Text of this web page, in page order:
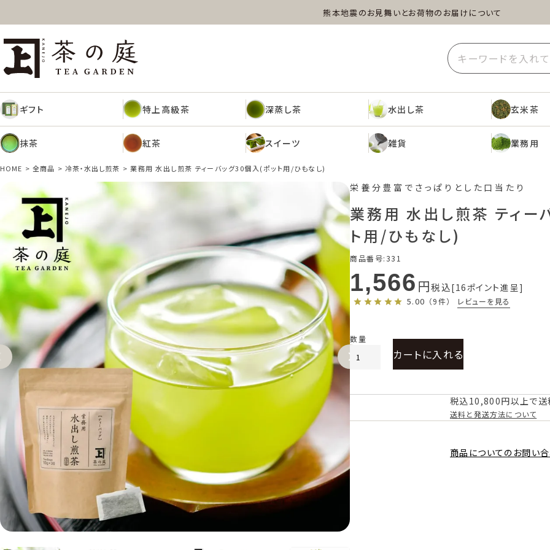
熊本地震のお見舞いとお荷物のお届けについて
水出し茶
抹茶
ギフト 特上高級茶 深蒸し茶 水出し茶 玄米茶
抹茶 紅茶 スイーツ 雑貨 業務用
HOME 全商品 冷茶・水出し煎茶 業務用 水出し煎茶 ティーバッグ30個入(ポット用/ひもなし)
栄養分豊富でさっぱりとした口当たり
業務用 水出し煎茶 ティー
ト用/ひもなし)
商品番号 331
1,566 税込 16ポイント進呈
5.00 （9件） レビューを見る
カートに入れる
税込10,800円以上で送
送料と発送方法について
商品についてのお問い